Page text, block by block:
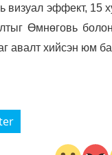
визуал эффект, 15
Өмнөговь
авалт хийсэн юм